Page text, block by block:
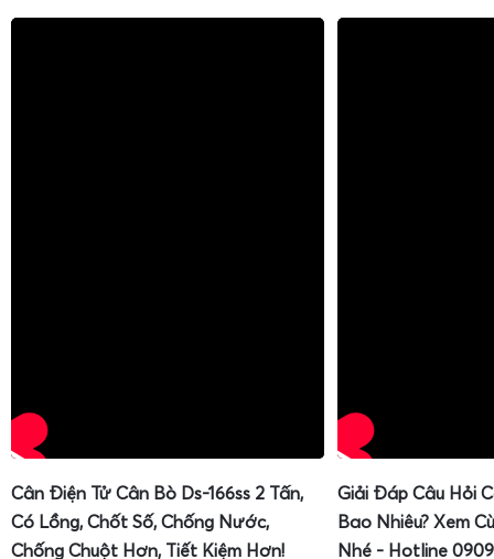
Cân Điện Tử Cân Bò Ds-166ss 2 Tấn,
Có Lồng, Chốt Số, Chống Nước,
Chống Chuột Hơn, Tiết Kiệm Hơn!
Giải Đáp Câu Hỏi
Bao Nhiêu? Xem
Nhé - Hotline